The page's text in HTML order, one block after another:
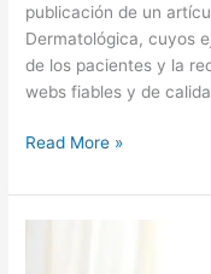
publicación de un
Dermatológica, cuyos
de los pacientes y la
webs fiables y de
Prescribir
y
Apps
Read More »